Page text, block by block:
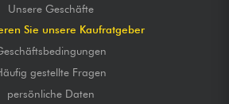
Unsere Geschäfte
Sie unsere Kaufratgeber
gestellte Fragen
persönliche Daten